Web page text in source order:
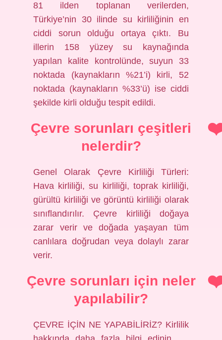
81 ilden toplanan verilerden,
Türkiye’nin 30 ilinde su kirliliğinin en
ciddi sorun olduğu ortaya çıktı. Bu
illerin 158 yüzey su kaynağında
yapılan kalite kontrolünde, suyun 33
noktada (kaynakların %21’i) kirli, 52
noktada (kaynakların %33’ü) ise ciddi
şekilde kirli olduğu tespit edildi.
Çevre sorunları çeşitleri
nelerdir?
Genel Olarak Çevre Kirliliği Türleri:
Hava kirliliği, su kirliliği, toprak kirliliği,
gürültü kirliliği ve görüntü kirliliği olarak
sınıflandırılır. Çevre kirliliği doğaya
zarar verir ve doğada yaşayan tüm
canlılara doğrudan veya dolaylı zarar
verir.
Çevre sorunları için neler
yapılabilir?
ÇEVRE İÇİN NE YAPABİLİRİZ? Kirlilik